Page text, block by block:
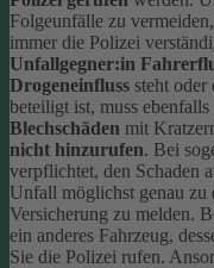
Folgeunfälle zu
immer die Polizei
Unfallgegner:in
Drogeneinfluss steht oder
beteiligt ist, muss
Blechschäden mit
nicht hinzurufen. Bei
verpflichtet, den Schaden
Unfall möglichst genau zu
Versicherung zu melden.
ein anderes Fahrzeug,
Sie die Polizei rufen.